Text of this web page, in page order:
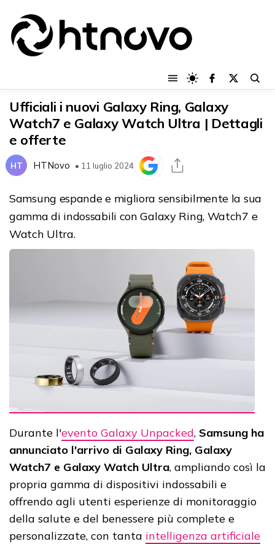
Ufficiali i nuovi Galaxy Ring, Galaxy
Watch7 e Galaxy Watch Ultra | Dettagli
e offerte
HT HTNovo • 11 luglio 2024
Samsung espande e migliora sensibilmente la sua
gamma di indossabili con Galaxy Ring, Watch7 e
Watch Ultra.
Durante l'evento Galaxy Unpacked, Samsung ha
annunciato l'arrivo di Galaxy Ring, Galaxy
Watch7 e Galaxy Watch Ultra, ampliando così la
propria gamma di dispositivi indossabili e
offrendo agli utenti esperienze di monitoraggio
della salute e del benessere più complete e
personalizzate, con tanta intelligenza artificiale